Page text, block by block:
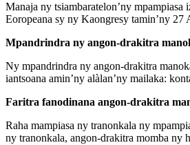
Manaja ny tsiambaratelon’ny
Eoropeana sy ny Kaongresy tamin’ny
Mpandrindra ny angon-drakitra
Ny mpandrindra ny angon-drakitra
iantsoana amin’ny alàlan’ny mailaka:
Faritra fanodinana angon-drakitra
Raha mampiasa ny tranonkala ny
ny tranonkala, angon-drakitra momba ny